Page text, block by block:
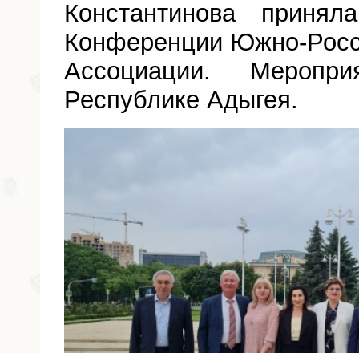
Константинова
Конференции Южно-
Ассоциации.
Республике Адыгея.